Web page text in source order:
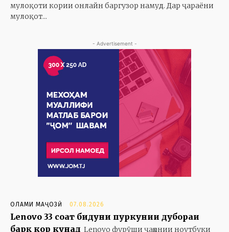
мулоқоти кории онлайн баргузор намуд. Дар ҷараёни
мулоқот...
- Advertisement -
ОЛАМИ МАҶОЗӢ 07.08.2026
Lenovo 33 соат бидуни пуркунии дубораи
барқ кор кунад Lenovo фурӯши ҷаҳонии ноутбуки